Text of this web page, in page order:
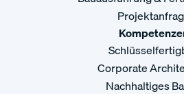
Corporate
Nachhaltiges